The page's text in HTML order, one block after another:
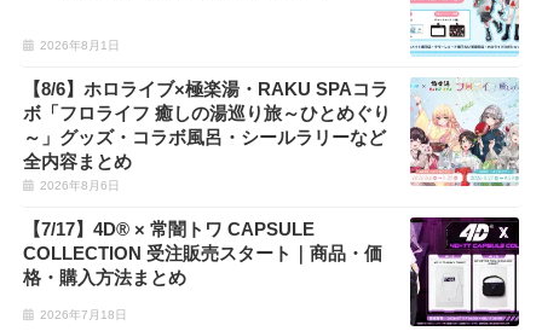
2026年8月1日
2026年8月6日
【8/6】ホロライブ×極楽湯・RAKU SPAコラ
ボ「フロライフ 癒しの湯巡り旅～ひとめぐり
～」グッズ・コラボ風呂・シールラリーなど
全内容まとめ
2026年7月18日
【7/17】4D® × 常闇トワ CAPSULE
COLLECTION 受注販売スタート｜商品・価
格・購入方法まとめ